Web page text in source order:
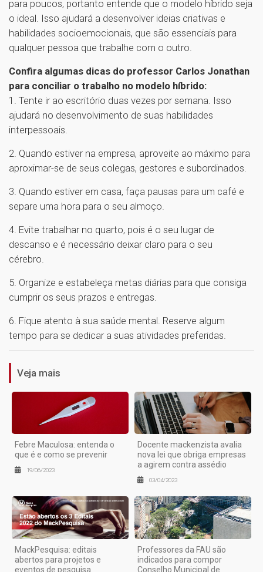
para poucos, portanto entende que o modelo híbrido seja
o ideal. Isso ajudará a desenvolver ideias criativas e
habilidades socioemocionais, que são essenciais para
qualquer pessoa que trabalhe com o outro.
Confira algumas dicas do professor Carlos Jonathan
para conciliar o trabalho no modelo híbrido:
1. Tente ir ao escritório duas vezes por semana. Isso
ajudará no desenvolvimento de suas habilidades
interpessoais.
2. Quando estiver na empresa, aproveite ao máximo para
aproximar-se de seus colegas, gestores e subordinados.
3. Quando estiver em casa, faça pausas para um café e
separe uma hora para o seu almoço.
4. Evite trabalhar no quarto, pois é o seu lugar de
descanso e é necessário deixar claro para o seu
cérebro.
5. Organize e estabeleça metas diárias para que consiga
cumprir os seus prazos e entregas.
6. Fique atento à sua saúde mental. Reserve algum
tempo para se dedicar a suas atividades preferidas.
Veja mais
Febre Maculosa: entenda o
que é e como se prevenir
19/06/2023
Docente mackenzista avalia
nova lei que obriga empresas
a agirem contra assédio
03/04/2023
MackPesquisa: editais
abertos para projetos e
eventos de pesquisa
Professores da FAU são
indicados para compor
Conselho Municipal de